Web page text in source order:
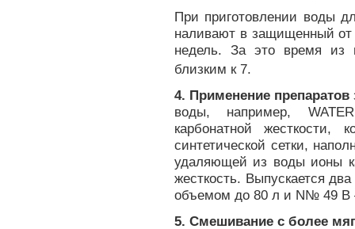
При приготовлении воды
наливают в защищенный от
недель. За это время из
близким к 7.
4. Применение препаратов
воды, например,
карбонатной жесткости,
синтетической сетки,
удаляющей из воды ионы
жесткость. Выпускается
объемом до 80 л и N№ 49 В
5. Смешивание с более